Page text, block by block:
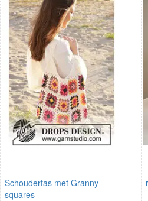
Schoudertas met Granny
squares